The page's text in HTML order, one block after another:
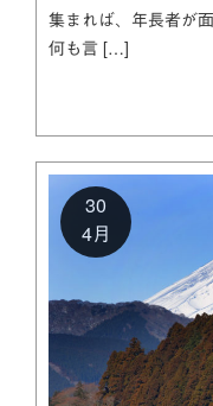
集まれば、年長者が
何も言 […]
30
4月